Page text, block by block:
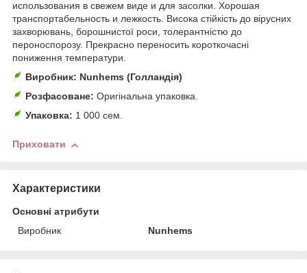
использования в свежем виде и для засолки. Хорошая
транспортабельность и лежкость. Висока стійкість до вірусних
захворювань, борошнистої роси, толерантністю до
пероноспорозу. Прекрасно переносить короткочасні
пониження температури.
Виробник: Nunhems (Голландія)
Розфасоване: Оригінальна упаковка.
Упаковка: 1 000 сем.
Приховати
Характеристики
Основні атрибути
Виробник
Nunhems